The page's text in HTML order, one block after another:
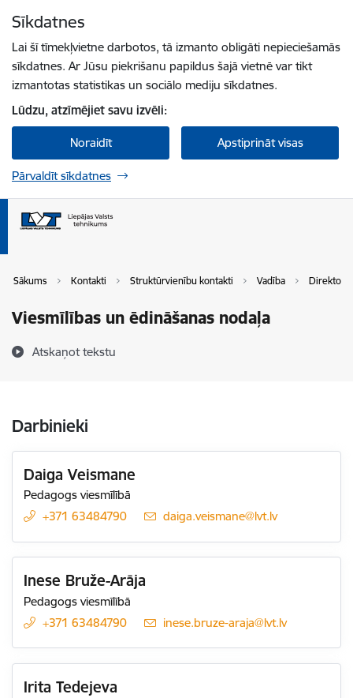
Sīkdatnes
Lai šī tīmekļvietne darbotos, tā izmanto obligāti nepieciešamās
sīkdatnes. Ar Jūsu piekrišanu papildus šajā vietnē var tikt
izmantotas statistikas un sociālo mediju sīkdatnes.
Lūdzu, atzīmējiet savu izvēli:
Noraidīt Apstiprināt visas
Pārvaldīt sīkdatnes
Sākums Kontakti Struktūrvienību kontakti Vadība Direktora
Viesmīlības un ēdināšanas nodaļa
Atskaņot tekstu
Darbinieki
Daiga Veismane
Pedagogs viesmīlībā
+371 63484790
E-pasts:
daiga.veismane@lvt.lv
Inese Bruže-Arāja
Pedagogs viesmīlībā
+371 63484790
E-pasts:
inese.bruze-araja@lvt.lv
Irita Tedejeva